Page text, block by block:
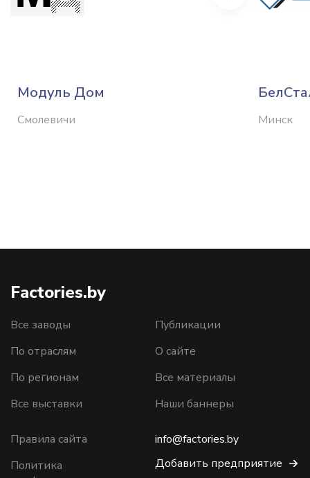
Модуль Дом
Смолевичи Минск
Factories.by
Все заводы
По отраслям
По регионам
Все выставки
Публикации
О сайте
Все материалы
Наши баннеры
Правила сайта
Политика
info@factories.by
Добавить предприятие